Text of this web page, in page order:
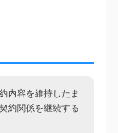
内容を維持したま
約関係を継続する